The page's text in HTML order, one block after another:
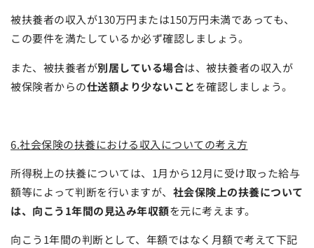
被扶養者の収入が130万円または150万円未満であっても、
この要件を満たしているか必ず確認しましょう。
また、被扶養者が別居している場合は、被扶養者の収入が
被保険者からの仕送額より少ないことを確認しましょう。
6.社会保険の扶養における収入についての考え方
所得税上の扶養については、1月から12月に受け取った給与
額等によって判断を行いますが、 社会保険上の扶養について
は、向こう1年間の見込み年収額を元に考えます。
向こう1年間の判断として、年額ではなく月額で考えて下記